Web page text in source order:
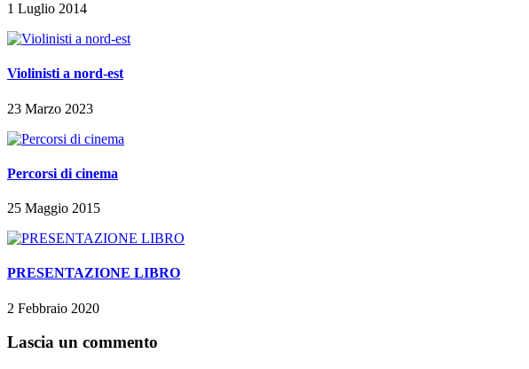
1 Luglio 2014
Violinisti a nord-est
23 Marzo 2023
Percorsi di cinema
25 Maggio 2015
PRESENTAZIONE LIBRO
2 Febbraio 2020
Lascia un commento